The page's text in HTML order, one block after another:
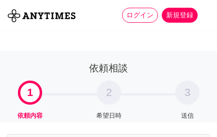
ログイン 新規登録
全て 家事 more_horiz
依頼相談
1
依頼内容
2
希望日時
3
送信